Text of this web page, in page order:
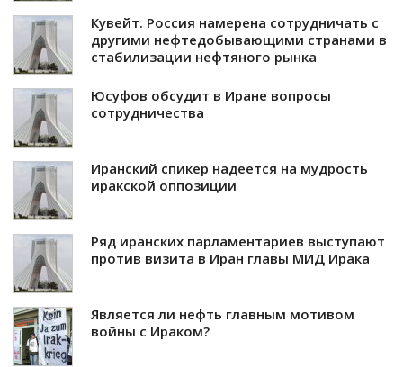
Кувейт. Россия намерена сотрудничать с
другими нефтедобывающими странами в
стабилизации нефтяного рынка
Юсуфов обсудит в Иране вопросы
сотрудничества
Иранский спикер надеется на мудрость
иракской оппозиции
Ряд иранских парламентариев выступают
против визита в Иран главы МИД Ирака
Является ли нефть главным мотивом
войны с Ираком?